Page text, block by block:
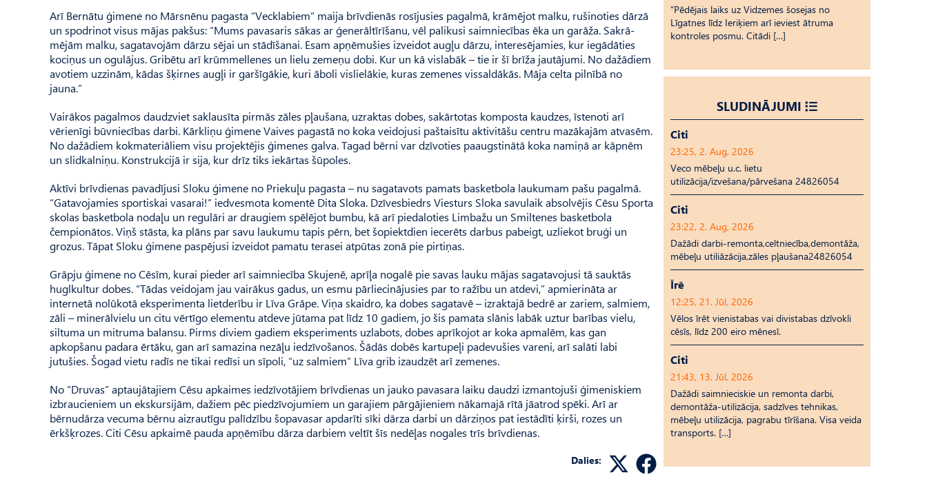
Arī Bernātu ģimene no Mār­snēnu pagasta “Vecklabiem” maija brīvdienās rosījusies pagalmā, krāmējot malku, rušinoties dārzā
un spodrinot visus mājas pakšus: “Mums pavasaris sākas ar ģenerāltīrīšanu, vēl palikusi saimniecības ēka un garāža. Sakrā­
mējām malku, sagatavojām dārzu sējai un stādīšanai. Esam apņēmušies izveidot augļu dārzu, interesējamies, kur iegādāties
kociņus un ogulājus. Gribētu arī krūmmellenes un lielu zemeņu dobi. Kur un kā vislabāk – tie ir šī brīža jautājumi. No dažādiem
avotiem uzzinām, kādas šķirnes augļi ir garšīgākie, kuri āboli vislielākie, kuras zemenes vissaldākās. Māja celta pilnībā no
jauna.”
Vairākos pagalmos daudzviet saklausīta pirmās zāles pļaušana, uzraktas dobes, sakārtotas komposta kaudzes, īstenoti arī
vērienīgi būvniecības darbi. Kārkliņu ģimene Vaives pagastā no koka veidojusi paštaisītu aktivitāšu centru mazākajām atvasēm.
No dažādiem kokmateriāliem visu projektējis ģimenes galva. Tagad bērni var dzīvoties paaugstinātā koka namiņā ar kāpnēm
un slidkalniņu. Konstrukcijā ir sija, kur drīz tiks iekārtas šūpoles.
Aktīvi brīvdienas pavadījusi Sloku ģimene no Priekuļu pagasta – nu sagatavots pamats basketbola laukumam pašu pagalmā.
“Gatavojamies sportiskai vasarai!” iedvesmota komentē Dita Sloka. Dzīvesbiedrs Viesturs Slo­ka savulaik absolvējis Cēsu Sporta
skolas basketbola nodaļu un regulāri ar draugiem spēlējot bumbu, kā arī piedaloties Lim­bažu un Smiltenes basketbola
čempionātos. Viņš stāsta, ka plāns par savu laukumu tapis pērn, bet šopiektdien iecerēts darbus pabeigt, uzliekot bruģi un
grozus. Tāpat Sloku ģimene paspējusi izveidot pamatu terasei atpūtas zonā pie pirtiņas.
Grāpju ģimene no Cēsīm, kurai pieder arī saimniecība Skujenē, aprīļa nogalē pie savas lauku mājas sagatavojusi tā sauktās
hugl­kultur dobes. “Tādas veidojam jau vairākus gadus, un esmu pārliecinājusies par to ražību un atdevi,” apmierināta ar
internetā nolūkotā eksperimenta lietderību ir Līva Grāpe. Viņa skaidro, ka dobes sagatavē – izraktajā bedrē ar zariem, salmiem,
zāli – minerālvielu un citu vērtīgo elementu atdeve jūtama pat līdz 10 gadiem, jo šis pamata slānis labāk uztur barības vielu,
siltuma un mitruma balansu. Pirms diviem gadiem eksperiments uzlabots, dobes aprīkojot ar koka apmalēm, kas gan
apkopšanu padara ērtāku, gan arī samazina nezāļu iedzīvošanos. Šādās dobēs kartupeļi padevušies vareni, arī salāti labi
jutušies. Šogad vietu radīs ne tikai redīsi un sīpoli, “uz salmiem” Līva grib izaudzēt arī zemenes.
No “Druvas” aptaujātajiem Cēsu apkaimes iedzīvotājiem brīvdienas un jauko pavasara laiku daudzi izmantojuši ģimeniskiem
izbraucieniem un ekskursijām, dažiem pēc piedzīvojumiem un garajiem pārgājieniem nākamajā rītā jāatrod spēki. Arī ar
bērnudārza vecuma bērnu aizrautīgu palīdzību šopavasar apdarīti sīki dārza darbi un dārziņos pat iestādīti ķirši, rozes un
ērkšķrozes. Citi Cēsu apkaimē pauda apņēmību dārza darbiem veltīt šīs nedēļas nogales trīs brīvdienas.
Dalies:
“Pēdējais laiks uz Vid­ze­mes šosejas no
Līgatnes līdz Ieriķiem arī ieviest ātruma
kontroles posmu. Citādi […]
SLUDINĀJUMI
Citi
23:25, 2. Aug, 2026
Veco mēbeļu u.c. lietu
utilizācija/izvešana/pārvešana 24826054
Citi
23:22, 2. Aug, 2026
Dažādi darbi-remonta,celtniecība,demontāža,
mēbeļu utiliāzācija,zāles pļaušana24826054
Īrē
12:25, 21. Jūl, 2026
Vēlos īrēt vienistabas vai divistabas dzīvokli
cēsīs, līdz 200 eiro mēnesī.
Citi
21:43, 13. Jūl, 2026
Dažādi saimnieciskie un remonta darbi,
demontāža-utilizācija, sadzīves tehnikas,
mēbeļu utilizācija, pagrabu tīrīšana. Visa veida
transports. […]